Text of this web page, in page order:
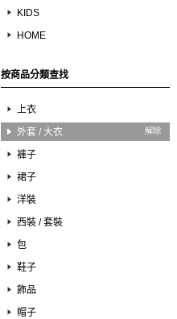
KIDS
HOME
按商品分類查找
上衣
外套 / 大衣
解除
褲子
裙子
洋裝
西裝 / 套裝
包
鞋子
飾品
帽子